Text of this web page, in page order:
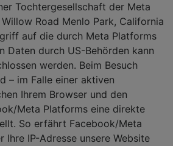
Tochtergesellschaft der Meta
Road Menlo Park, California
auf die durch Meta Platforms
Daten durch US-Behörden kann
werden. Beim Besuch
– im Falle einer aktiven
Ihrem Browser und den
Meta Platforms eine direkte
So erfährt Facebook/Meta
Ihre IP-Adresse unsere Website